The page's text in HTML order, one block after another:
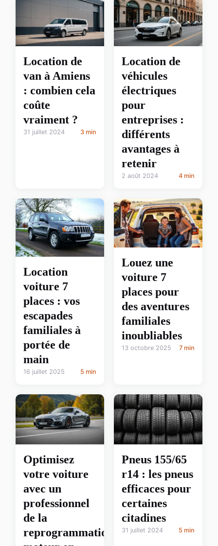
Location de
van à Amiens
: combien cela
coûte
vraiment ?
31 juillet 2024 3 min
Location de
véhicules
électriques
pour
entreprises :
différents
avantages à
retenir
2 août 2024 4 min
Location
voiture 7
places : vos
escapades
familiales à
portée de
main
16 juillet 2025 5 min
Louez une
voiture 7
places pour
des aventures
familiales
inoubliables
13 octobre 2025 7 min
Optimisez
votre voiture
avec un
professionnel
de la
reprogrammation
Pneus 155/65
r14 : les pneus
efficaces pour
certaines
citadines
31 juillet 2024 5 min